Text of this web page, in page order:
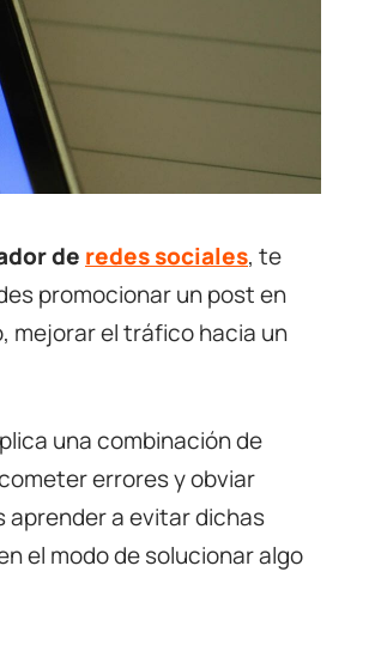
de redes sociales, te
promocionar un post en
mejorar el tráfico hacia un
una combinación de
errores y obviar
aprender a evitar dichas
el modo de solucionar algo